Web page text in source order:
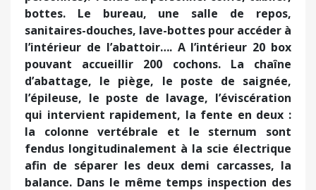
bottes. Le bureau, une salle de repos,
sanitaires-douches, lave-bottes pour accéder à
l’intérieur de l’abattoir…. A l’intérieur 20 box
pouvant accueillir 200 cochons. La chaîne
d’abattage, le piège, le poste de saignée,
l’épileuse, le poste de lavage, l’éviscération
qui intervient rapidement, la fente en deux :
la colonne vertébrale et le sternum sont
fendus longitudinalement à la scie électrique
afin de séparer les deux demi carcasses, la
balance. Dans le même temps inspection des